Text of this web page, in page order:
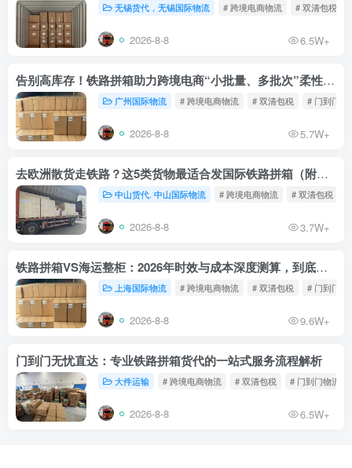
无锡货代，无锡国际物流 # 跨境电商物流 # 双清包税
2026-8-8 6.5W+
告别高库存！铁路拼箱助力跨境电商“小批量、多批次”柔性补货
广州国际物流 # 跨境电商物流 # 双清包税 # 门到门物
2026-8-8 5.7W+
去欧洲散货走铁路？这5类货物最适合发国际铁路拼箱（附禁运清单）
中山货代. 中山国际物流 # 跨境电商物流 # 双清包税
2026-8-8 3.7W+
铁路拼箱VS海运整柜：2026年时效与成本深度测算，到底能省多少钱？
上海国际物流 # 跨境电商物流 # 双清包税 # 门到门物
2026-8-8 9.6W+
门到门无忧直达：专业铁路拼箱货代的一站式服务流程解析
大件运输 # 跨境电商物流 # 双清包税 # 门到门物流
2026-8-8 6.5W+